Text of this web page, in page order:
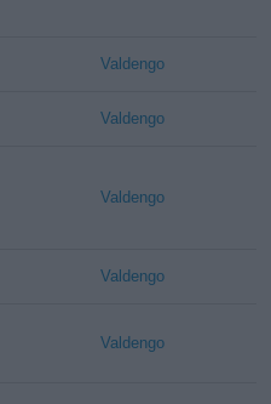
Valdengo
Valdengo
Valdengo
Valdengo
Valdengo